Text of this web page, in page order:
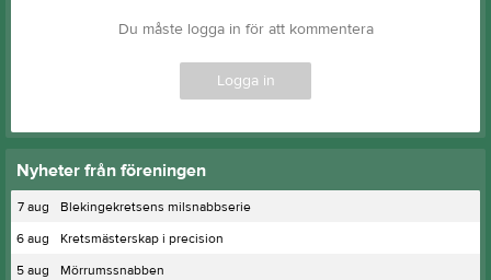
Du måste logga in för att kommentera
Logga in
Nyheter från föreningen
7 aug
Blekingekretsens milsnabbserie
6 aug
Kretsmästerskap i precision
5 aug
Mörrumssnabben